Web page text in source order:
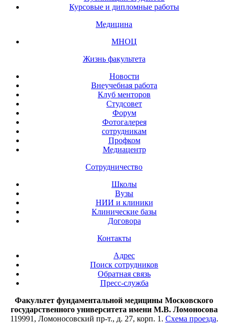
Курсовые и дипломные работы
Медицина
МНОЦ
Жизнь факультета
Новости
Внеучебная работа
Клуб менторов
Студсовет
Форум
Фотогалерея
сотрудникам
Профком
Медиацентр
Сотрудничество
Школы
Вузы
НИИ и клиники
Клинические базы
Договора
Контакты
Адрес
Поиск сотрудников
Обратная связь
Пресс-служба
Факультет фундаментальной медицины Московского
государственного университета имени М.В. Ломоносова
119991, Ломоносовский пр-т., д. 27, корп. 1. Схема проезда.